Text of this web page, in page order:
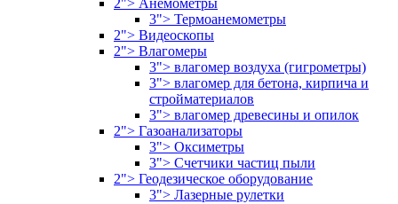
2"> Анемометры
3"> Термоанемометры
2"> Видеоскопы
2"> Влагомеры
3"> влагомер воздуха (гигрометры)
3"> влагомер для бетона, кирпича и
стройматериалов
3"> влагомер древесины и опилок
2"> Газоанализаторы
3"> Оксиметры
3"> Счетчики частиц пыли
2"> Геодезическое оборудование
3"> Лазерные рулетки